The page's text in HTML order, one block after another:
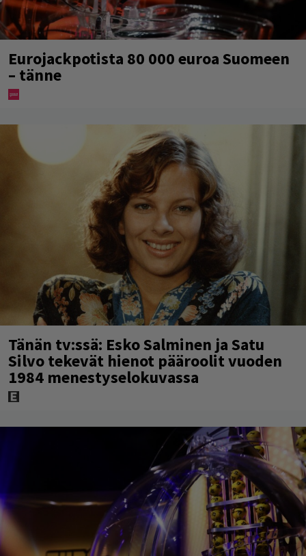
Eurojackpotista 80 000 euroa Suomeen
– tänne
Tänän tv:ssä: Esko Salminen ja Satu
Silvo tekevät hienot pääroolit vuoden
1984 menestyselokuvassa